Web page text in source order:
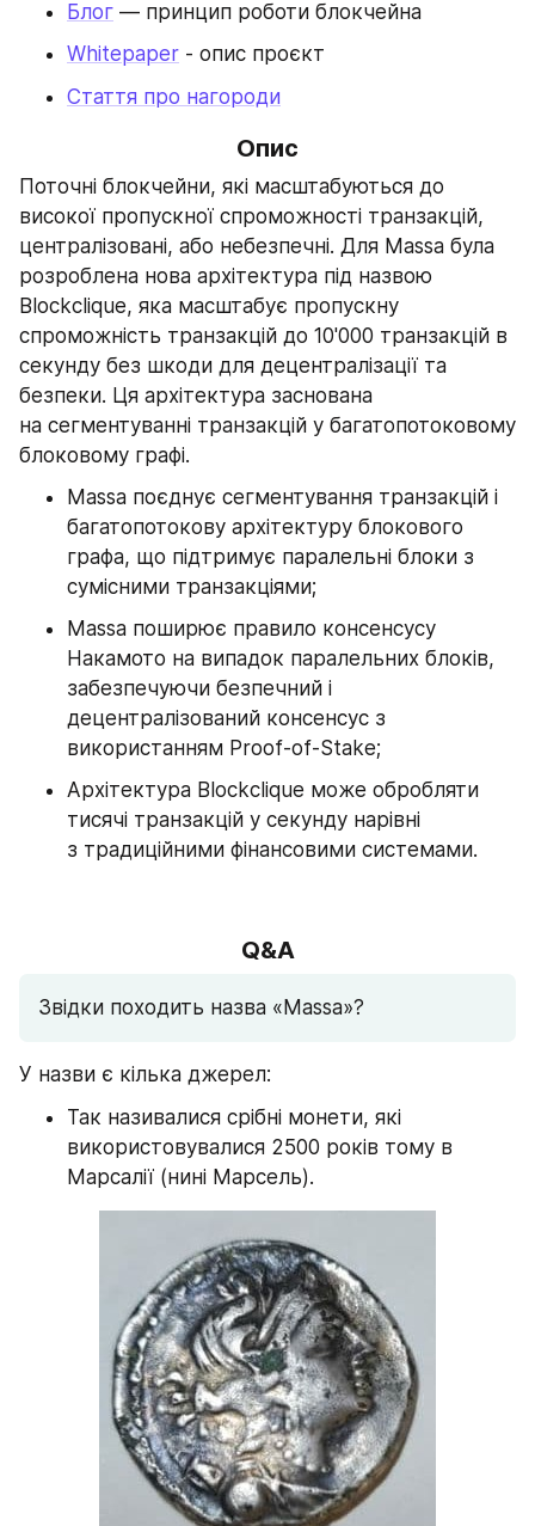
Блог — принцип роботи блокчейна
Whitepaper - опис проєкт
Стаття про нагороди
Опис
Поточні блокчейни, які масштабуються до
високої пропускної спроможності транзакцій,
централізовані, або небезпечні. Для Massa була
розроблена нова архітектура під назвою
Blockclique, яка масштабує пропускну
спроможність транзакцій до 10'000 транзакцій в
секунду без шкоди для децентралізації та
безпеки. Ця архітектура заснована
на сегментуванні транзакцій у багатопотоковому
блоковому графі.
Massa поєднує сегментування транзакцій і
багатопотокову архітектуру блокового
графа, що підтримує паралельні блоки з
сумісними транзакціями;
Massa поширює правило консенсусу
Накамото на випадок паралельних блоків,
забезпечуючи безпечний і
децентралізований консенсус з
використанням Proof-of-Stake;
Архітектура Blockclique може обробляти
тисячі транзакцій у секунду нарівні
з традиційними фінансовими системами.
Q&A
Звідки походить назва «Massa»?
У назви є кілька джерел:
Так називалися срібні монети, які
використовувалися 2500 років тому в
Марсалії (нині Марсель).